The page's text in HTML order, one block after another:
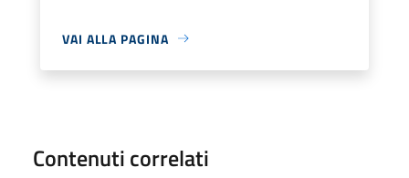
VAI ALLA PAGINA
Contenuti correlati